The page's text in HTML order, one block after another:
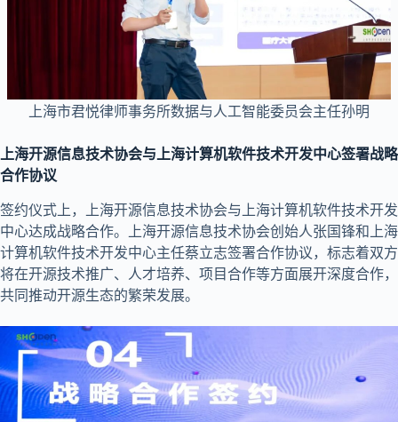
上海市君悦律师事务所数据与人工智能委员会主任孙明
上海开源信息技术协会与上海计算机软件技术开发中心签署战略
合作协议
签约仪式上，上海开源信息技术协会与上海计算机软件技术开发
中心达成战略合作。上海开源信息技术协会创始人张国锋和上海
计算机软件技术开发中心主任蔡立志签署合作协议，标志着双方
将在开源技术推广、人才培养、项目合作等方面展开深度合作，
共同推动开源生态的繁荣发展。